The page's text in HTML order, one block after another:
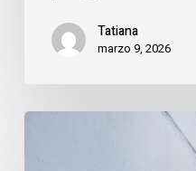
Tatiana
marzo 9, 2026